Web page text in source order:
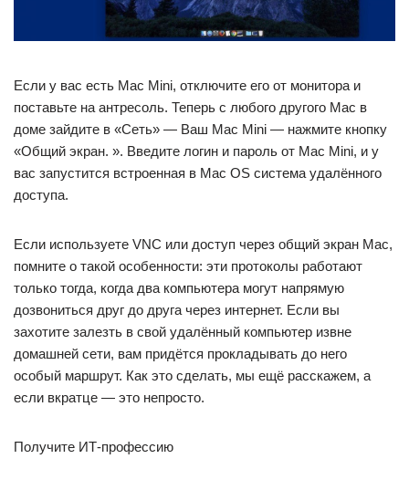
Если у вас есть Mac Mini, отключите его от монитора и
поставьте на антресоль. Теперь с любого другого Mac в
доме зайдите в «Сеть» — Ваш Mac Mini — нажмите кнопку
«Общий экран. ». Введите логин и пароль от Mac Mini, и у
вас запустится встроенная в Mac OS система удалённого
доступа.
Если используете VNC или доступ через общий экран Mac,
помните о такой особенности: эти протоколы работают
только тогда, когда два компьютера могут напрямую
дозвониться друг до друга через интернет. Если вы
захотите залезть в свой удалённый компьютер извне
домашней сети, вам придётся прокладывать до него
особый маршрут. Как это сделать, мы ещё расскажем, а
если вкратце — это непросто.
Получите ИТ-профессию